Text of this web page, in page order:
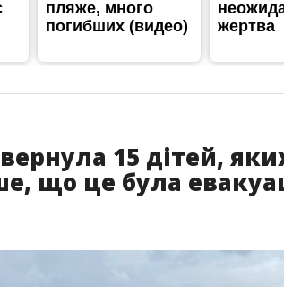
15 дітей,
що це була